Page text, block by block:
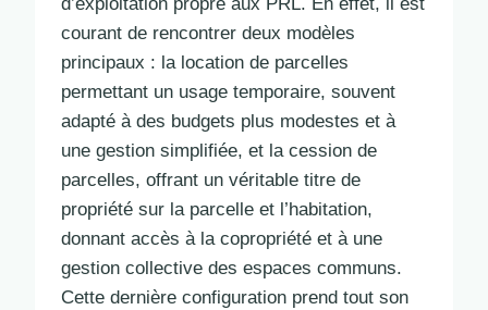
d’exploitation propre aux PRL. En effet, il est
courant de rencontrer deux modèles
principaux : la location de parcelles
permettant un usage temporaire, souvent
adapté à des budgets plus modestes et à
une gestion simplifiée, et la cession de
parcelles, offrant un véritable titre de
propriété sur la parcelle et l’habitation,
donnant accès à la copropriété et à une
gestion collective des espaces communs.
Cette dernière configuration prend tout son